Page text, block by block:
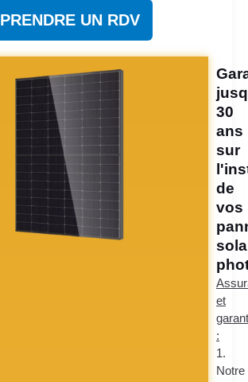
PRENDRE UN RDV
30
ans
sur
de
vos
et
:
1.
Notre